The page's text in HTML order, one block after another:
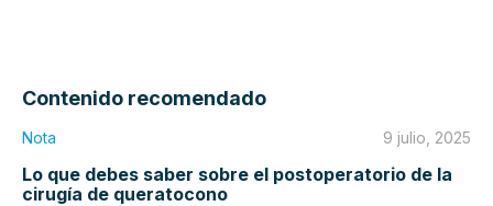
Contenido recomendado
Nota 9 julio, 2025
Lo que debes saber sobre el postoperatorio de la
cirugía de queratocono